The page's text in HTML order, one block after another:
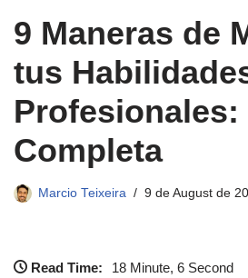
9 Maneras de
tus
Profesionales:
Completa
Marcio Teixeira 9 de August de
Read Time:
18 Minute, 6 Second